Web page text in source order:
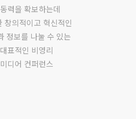
력을 확보하는데
창의적이고 혁신적인
정보를 나눌 수 있는
대표적인 비영리
미디어 컨퍼런스